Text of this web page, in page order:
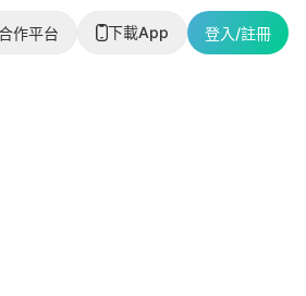
作平台 下載App 登入/註冊